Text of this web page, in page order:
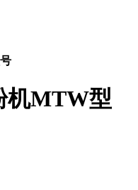
机MTW型